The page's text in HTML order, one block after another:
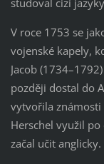
V roce 1753 se
vojenské kapely,
Jacob
později dostal do
vytvořila
Herschel využil
začal učit anglicky.